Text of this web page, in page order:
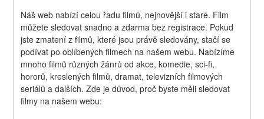
Náš web nabízí celou řadu filmů, nejnovější i staré. Film
můžete sledovat snadno a zdarma bez registrace. Pokud
jste zmatení z filmů, které jsou právě sledovány, stačí se
podívat po oblíbených filmech na našem webu. Nabízíme
mnoho filmů různých žánrů od akce, komedie, sci-fi,
hororů, kreslených filmů, dramat, televizních filmových
seriálů a dalších. Zde je důvod, proč byste měli sledovat
filmy na našem webu: